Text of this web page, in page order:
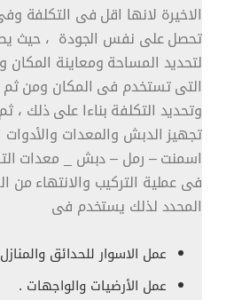
الاخيرة لانها اقل فى التكلفة
تحصل على نفس الجودة ، حيث
لتحديد المساحة ومعاينة
التى تستخدم فى المكان ومن ثم
وتحديد التكلفة بناءا على ذلك ،
تجهيز الدبش والمعدات والأدوات
اسمنت – رمل – دبش _ معدات
فى عملية التركيب والانتهاء
المحدد لذلك يستخدم فى
عمل الاسوار للحدائق
عمل الأرضيات والواجهات .